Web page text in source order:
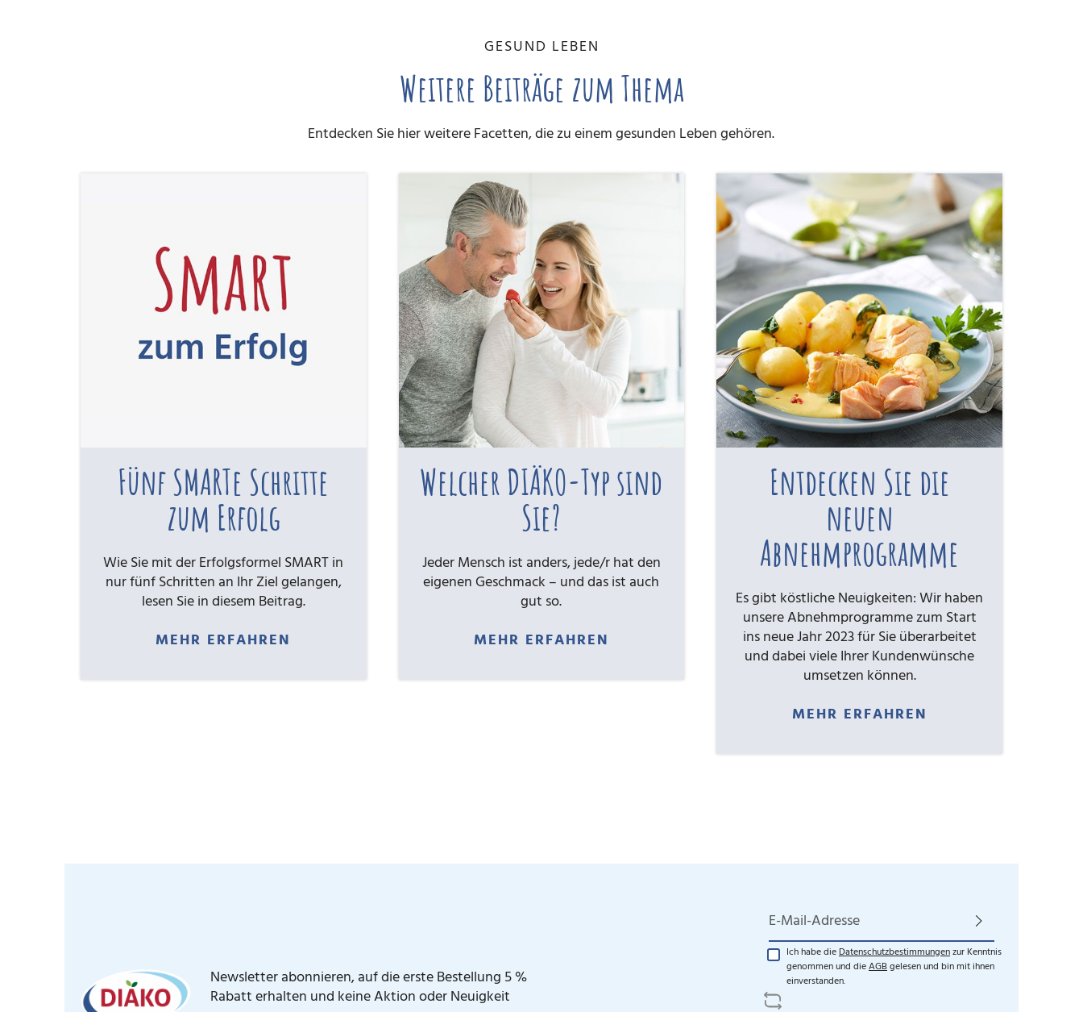
GESUND LEBEN
Weitere Beiträge zum Thema
Entdecken Sie hier weitere Facetten, die zu einem gesunden Leben gehören.
Fünf SMARTe Schritte
zum Erfolg
Wie Sie mit der Erfolgsformel SMART in
nur fünf Schritten an Ihr Ziel gelangen,
lesen Sie in diesem Beitrag.
MEHR ERFAHREN
Welcher DIÄKO-Typ sind
Sie?
Jeder Mensch ist anders, jede/r hat den
eigenen Geschmack – und das ist auch
gut so.
MEHR ERFAHREN
Entdecken Sie die
neuen
Abnehmprogramme
Es gibt köstliche Neuigkeiten: Wir haben
unsere Abnehmprogramme zum Start
ins neue Jahr 2023 für Sie überarbeitet
und dabei viele Ihrer Kundenwünsche
umsetzen können.
MEHR ERFAHREN
Newsletter abonnieren, auf die erste Bestellung 5 %
Rabatt erhalten und keine Aktion oder Neuigkeit
E-Mail-Adresse*
Ich habe dieDatenschutzbestimmungenzur Kenntnis
genommen und dieAGBgelesen und bin mit ihnen
einverstanden.